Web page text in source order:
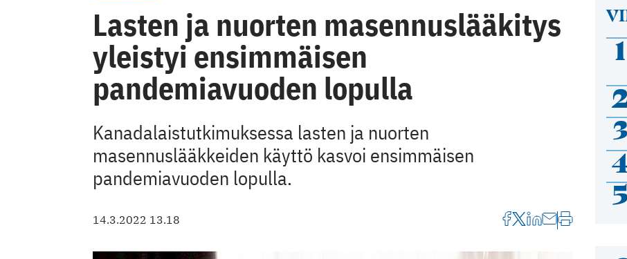
1
3
Lasten ja nuorten masennuslääkitys
yleistyi ensimmäisen
pandemiavuoden lopulla
Kanadalaistutkimuksessa lasten ja nuorten
masennuslääkkeiden käyttö kasvoi ensimmäisen
pandemiavuoden lopulla.
14.3.2022 13.18